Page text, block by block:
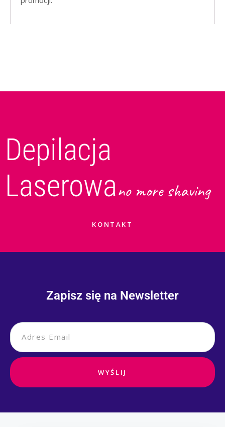
Depilacja
Laserowano more shaving
KONTAKT
Zapisz się na Newsletter
WYŚLIJ